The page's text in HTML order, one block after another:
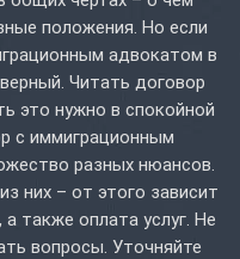
положения. Но если
адвокатом в
Читать договор
это нужно в спокойной
с иммиграционным
разных нюансов.
них – от этого зависит
также оплата услуг. Не
вопросы. Уточняйте